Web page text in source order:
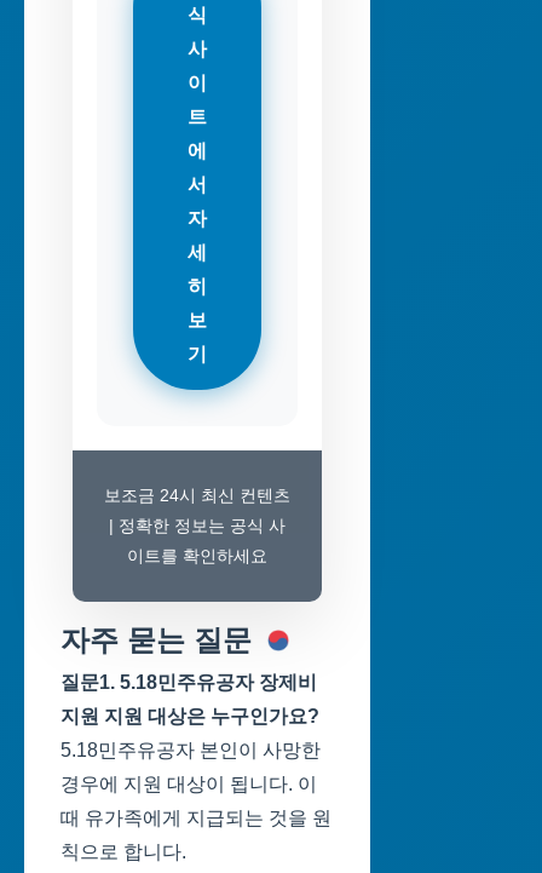
식
사
이
트
에
서
자
세
히
보
기
보조금 24시 최신 컨텐츠
| 정확한 정보는 공식 사
이트를 확인하세요
자주 묻는 질문
질문1. 5.18민주유공자 장제비
지원 지원 대상은 누구인가요?
5.18민주유공자 본인이 사망한
경우에 지원 대상이 됩니다. 이
때 유가족에게 지급되는 것을 원
칙으로 합니다.